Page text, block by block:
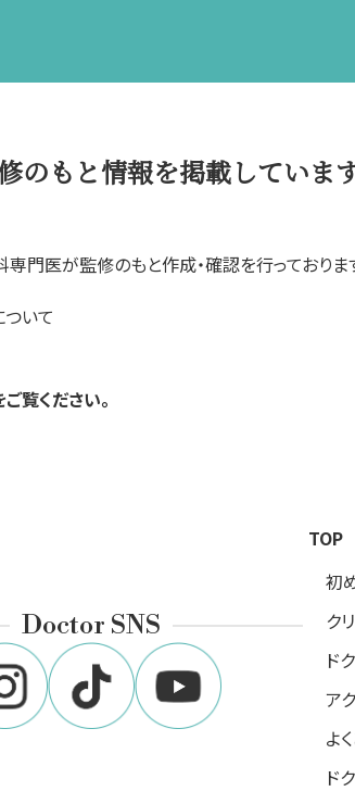
のもと情報を掲載していま
門医が監修のもと作成・確認を行っておりま
ついて
ご覧ください。
Doctor SNS
TOP
初
ク
ド
ア
よ
ド